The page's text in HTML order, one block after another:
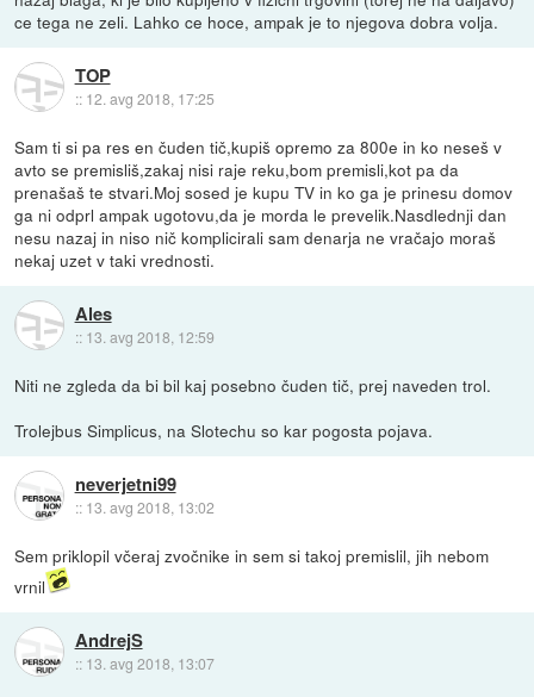
ce tega ne zeli. Lahko ce hoce, ampak je to njegova dobra volja.
TOP
:: 12. avg 2018, 17:25
Sam ti si pa res en čuden tič,kupiš opremo za 800e in ko neseš v
avto se premisliš,zakaj nisi raje reku,bom premisli,kot pa da
prenašaš te stvari.Moj sosed je kupu TV in ko ga je prinesu domov
ga ni odprl ampak ugotovu,da je morda le prevelik.Nasdlednji dan
nesu nazaj in niso nič komplicirali sam denarja ne vračajo moraš
nekaj uzet v taki vrednosti.
Ales
:: 13. avg 2018, 12:59
Niti ne zgleda da bi bil kaj posebno čuden tič, prej naveden trol.
Trolejbus Simplicus, na Slotechu so kar pogosta pojava.
neverjetni99
:: 13. avg 2018, 13:02
Sem priklopil včeraj zvočnike in sem si takoj premislil, jih nebom
vrnil
AndrejS
:: 13. avg 2018, 13:07